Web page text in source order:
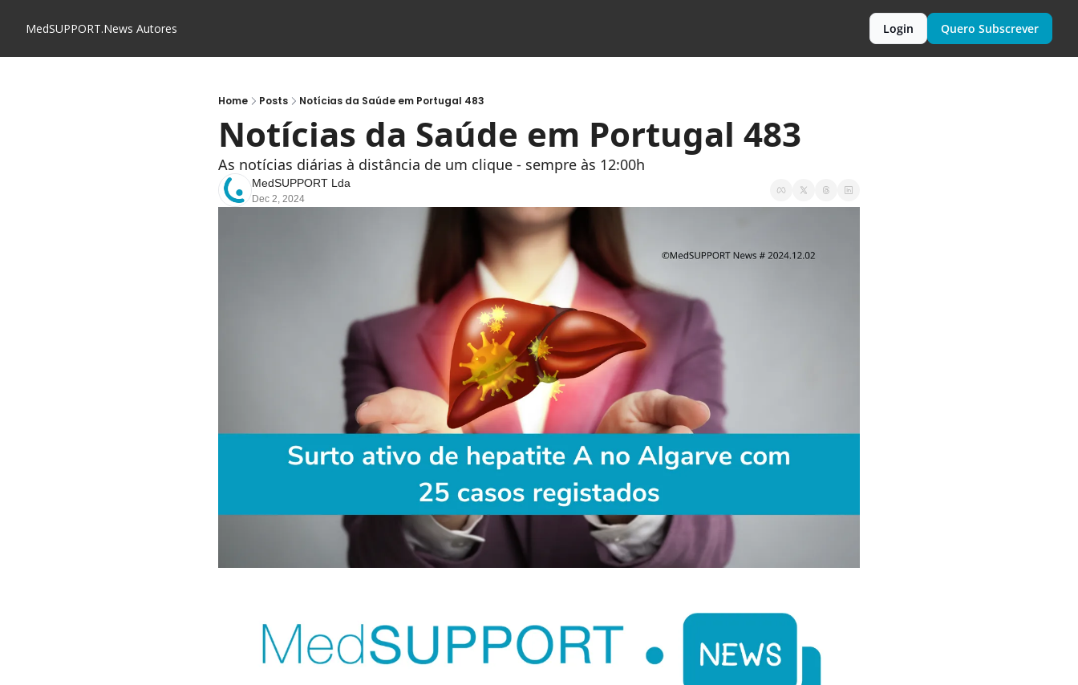
MedSUPPORT.News Autores Login Quero Subscrever
Home Posts Notícias da Saúde em Portugal 483
Notícias da Saúde em Portugal 483
As notícias diárias à distância de um clique - sempre às 12:00h
MedSUPPORT Lda
Dec 2, 2024